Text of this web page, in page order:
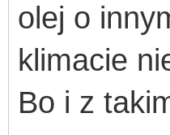
olej o
klimacie
Bo i z